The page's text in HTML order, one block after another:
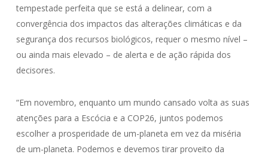
tempestade perfeita que se está a delinear, com a
convergência dos impactos das alterações climáticas e da
segurança dos recursos biológicos, requer o mesmo nível –
ou ainda mais elevado – de alerta e de ação rápida dos
decisores.
“Em novembro, enquanto um mundo cansado volta as suas
atenções para a Escócia e a COP26, juntos podemos
escolher a prosperidade de um-planeta em vez da miséria
de um-planeta. Podemos e devemos tirar proveito da